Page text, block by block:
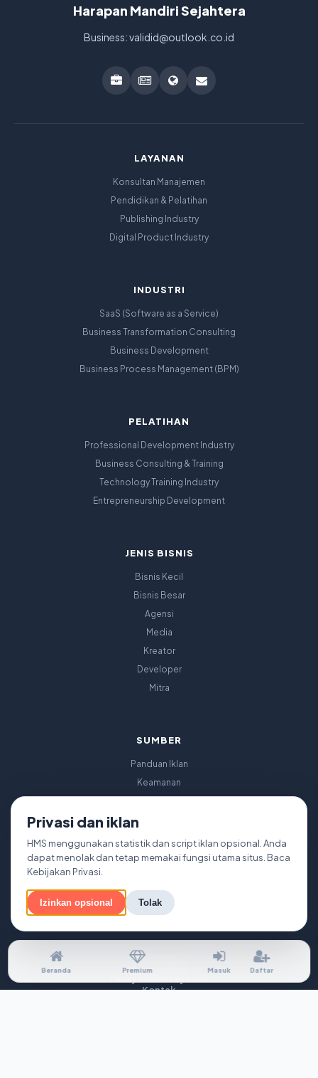
Beranda Premium Masuk Daftar
Harapan Mandiri Sejahtera
Business: validid@outlook.co.id
LAYANAN
Konsultan Manajemen
Pendidikan & Pelatihan
Publishing Industry
Digital Product Industry
INDUSTRI
SaaS (Software as a Service)
Business Transformation Consulting
Business Development
Business Process Management (BPM)
PELATIHAN
Professional Development Industry
Business Consulting & Training
Technology Training Industry
Entrepreneurship Development
JENIS BISNIS
Bisnis Kecil
Bisnis Besar
Agensi
Media
Kreator
Developer
Mitra
SUMBER
Panduan Iklan
Keamanan
Buku
Tanggung Jawab
Peta Situs
Tentang Kami
Kebijakan Privasi
Kontak
Privasi dan iklan
HMS menggunakan statistik dan script iklan opsional. Anda
dapat menolak dan tetap memakai fungsi utama situs. Baca
Kebijakan Privasi
Izinkan opsional Tolak